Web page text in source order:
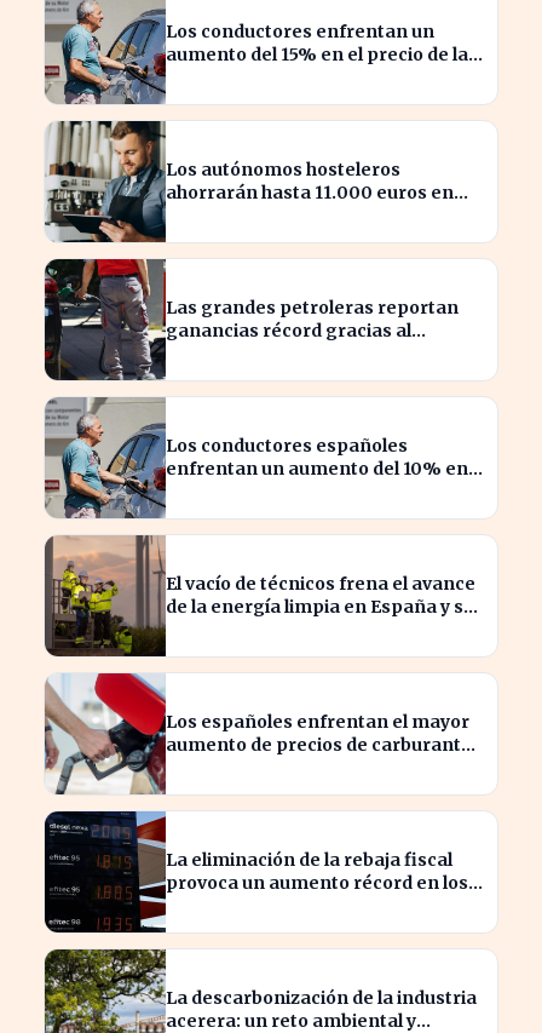
Los conductores enfrentan un
aumento del 15% en el precio de la
Los autónomos hosteleros
ahorrarán hasta 11.000 euros en
energética
Las grandes petroleras reportan
ganancias récord gracias al
Los conductores españoles
enfrentan un aumento del 10% en
marzo
El vacío de técnicos frena el avance
de la energía limpia en España y su
Los españoles enfrentan el mayor
aumento de precios de carburantes
La eliminación de la rebaja fiscal
provoca un aumento récord en los
La descarbonización de la industria
acerera: un reto ambiental y